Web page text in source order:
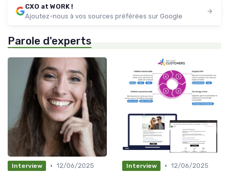
CXO at WORK !
Ajoutez-nous à vos sources préférées sur Google
Parole d'experts
Interview • 12/06/2025
Interview • 12/06/2025